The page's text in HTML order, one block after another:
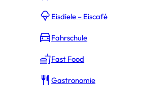
Eisdiele – Eiscafé
Fahrschule
Fast Food
Gastronomie